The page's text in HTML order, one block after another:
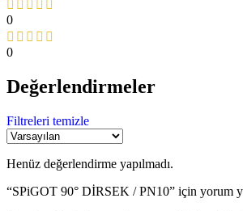
0
0
Değerlendirmeler
Filtreleri temizle
Henüz değerlendirme yapılmadı.
“SPiGOT 90° DİRSEK / PN10” için yorum